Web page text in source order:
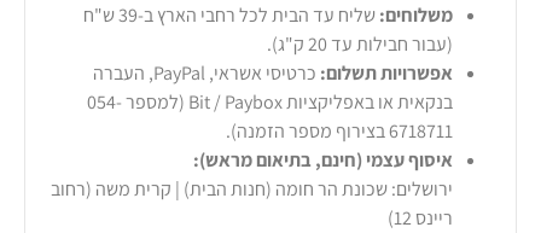
משלוחים:
שליח עד הבית לכל רחבי הארץ ב-39 ש"ח
(עבור חבילות עד 20 ק"ג).
אפשרויות תשלום:
כרטיסי אשראי, PayPal, העברה
בנקאית או באפליקציות Bit / Paybox (למספר 054-
6718711 בצירוף מספר הזמנה).
איסוף עצמי (חינם, בתיאום מראש):
ירושלים: שכונת הר חומה (חנות הבית) | קרית משה (רחוב
ריינס 12)